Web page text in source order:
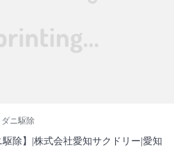
ダニ駆除
除】|株式会社愛知サクドリー|愛知